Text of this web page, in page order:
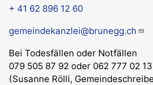
+ 41 62 896 12 60
gemeindekanzlei@brunegg.ch
Bei Todesfällen oder Notfällen
079 505 87 92 oder 062 777 02 13
(Susanne Rölli,